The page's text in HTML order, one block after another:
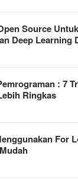
Source
Deep Learning
: 7
Ringkas
For